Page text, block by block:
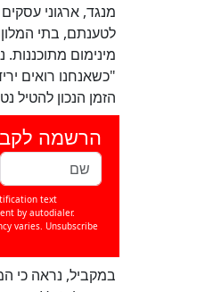
מנגד, ארגוני
לטענתם, בתי
הזמן הנכון להטיל
הרשמה
text
by autodialer.
varies. Unsubscribe